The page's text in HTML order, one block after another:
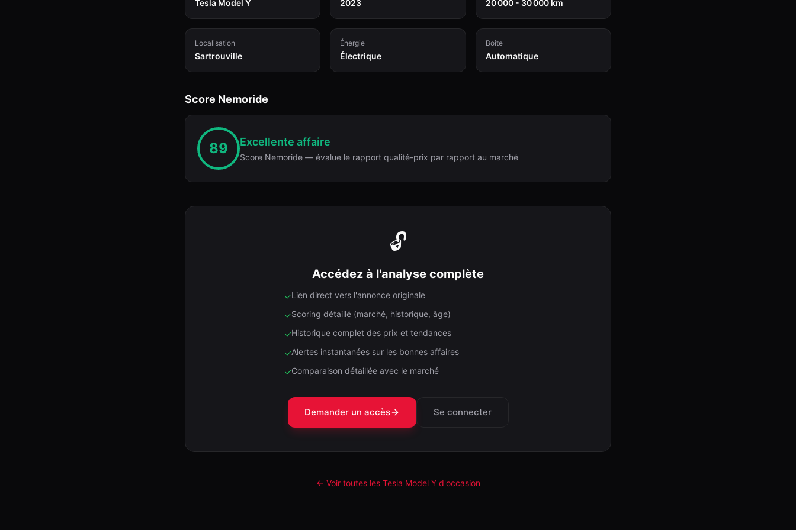
Tesla Model Y 2023 20 000 - 30 000 km
Localisation
Sartrouville
Énergie
Électrique
Boîte
Automatique
Score Nemoride
89 Excellente affaire
Score Nemoride — évalue le rapport qualité-prix par rapport au marché
🔓
Accédez à l'analyse complète
✓Lien direct vers l'annonce originale
✓Scoring détaillé (marché, historique, âge)
✓Historique complet des prix et tendances
✓Alertes instantanées sur les bonnes affaires
✓Comparaison détaillée avec le marché
Demander un accès Se connecter
← Voir toutes les Tesla Model Yd'occasion